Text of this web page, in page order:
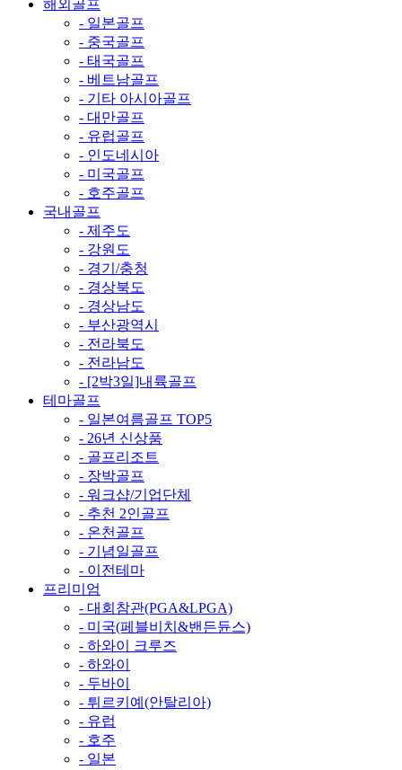
해외골프
- 일본골프
- 중국골프
- 태국골프
- 베트남골프
- 기타 아시아골프
- 대만골프
- 유럽골프
- 인도네시아
- 미국골프
- 호주골프
국내골프
- 제주도
- 강원도
- 경기/충청
- 경상북도
- 경상남도
- 부산광역시
- 전라북도
- 전라남도
- [2박3일]내륙골프
테마골프
- 일본여름골프 TOP5
- 26년 신상품
- 골프리조트
- 장박골프
- 워크샵/기업단체
- 추천 2인골프
- 온천골프
- 기념일골프
- 이전테마
프리미엄
- 대회참관(PGA&LPGA)
- 미국(페블비치&밴든듄스)
- 하와이 크루즈
- 하와이
- 두바이
- 튀르키예(안탈리아)
- 유럽
- 호주
- 일본